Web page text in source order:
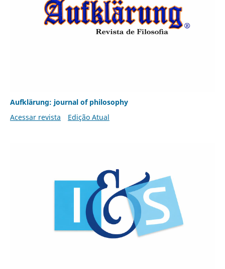
Aufklärung: journal of philosophy
Acessar revista
Edição Atual